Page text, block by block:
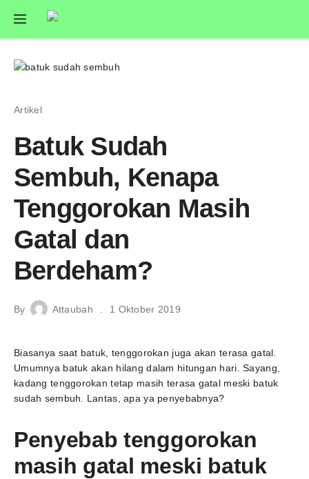
Artikel
Batuk Sudah
Sembuh, Kenapa
Tenggorokan Masih
Gatal dan
Berdeham?
By Attaubah 1 Oktober 2019
Biasanya saat batuk, tenggorokan juga akan terasa gatal.
Umumnya batuk akan hilang dalam hitungan hari. Sayang,
kadang tenggorokan tetap masih terasa gatal meski batuk
sudah sembuh. Lantas, apa ya penyebabnya?
Penyebab tenggorokan
masih gatal meski batuk